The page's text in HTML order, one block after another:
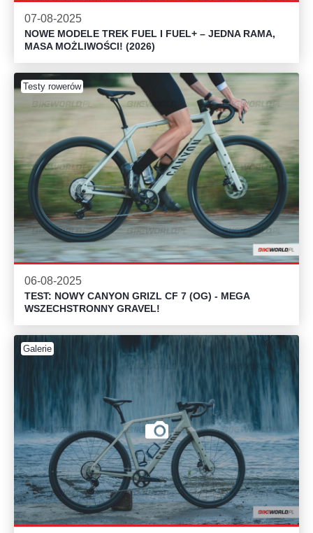
07-08-2025
NOWE MODELE TREK FUEL I FUEL+ – JEDNA RAMA,
MASA MOŻLIWOŚCI! (2026)
Testy rowerów
06-08-2025
TEST: NOWY CANYON GRIZL CF 7 (OG) - MEGA
WSZECHSTRONNY GRAVEL!
Galerie